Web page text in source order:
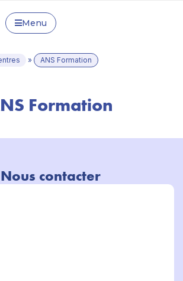
Menu
» ANS Formation
Formation
Nous contacter